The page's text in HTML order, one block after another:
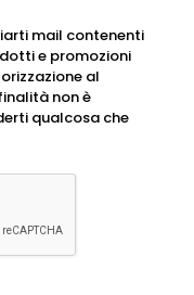
mail contenenti
e promozioni
al
non è
qualcosa che